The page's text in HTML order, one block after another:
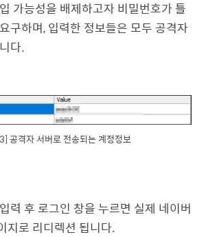
가능성을 배제하고자 비밀번호가 틀
구하며, 입력한 정보들은 모두 공격자
다.
공격자 서버로 전송되는 계정정보
력 후 로그인 창을 누르면 실제 네이버
지로 리디렉션 됩니다.